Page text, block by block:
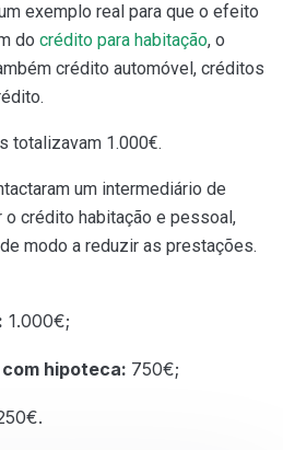
exemplo real para que o efeito
do crédito para habitação, o
crédito automóvel, créditos
totalizavam 1.000€.
um intermediário de
crédito habitação e pessoal,
modo a reduzir as prestações.
1.000€;
hipoteca: 750€;